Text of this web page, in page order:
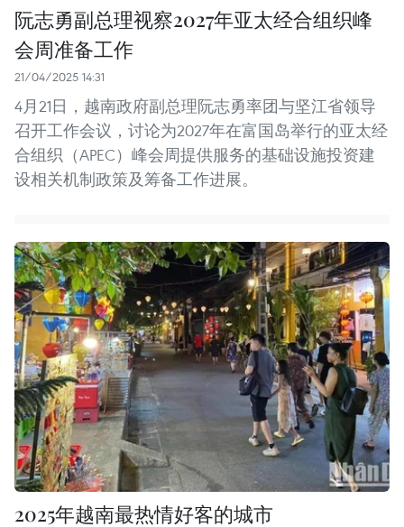
阮志勇副总理视察2027年亚太经合组织峰
会周准备工作
21/04/2025 14:31
4月21日，越南政府副总理阮志勇率团与坚江省领导
召开工作会议，讨论为2027年在富国岛举行的亚太经
合组织（APEC）峰会周提供服务的基础设施投资建
设相关机制政策及筹备工作进展。
2025年越南最热情好客的城市